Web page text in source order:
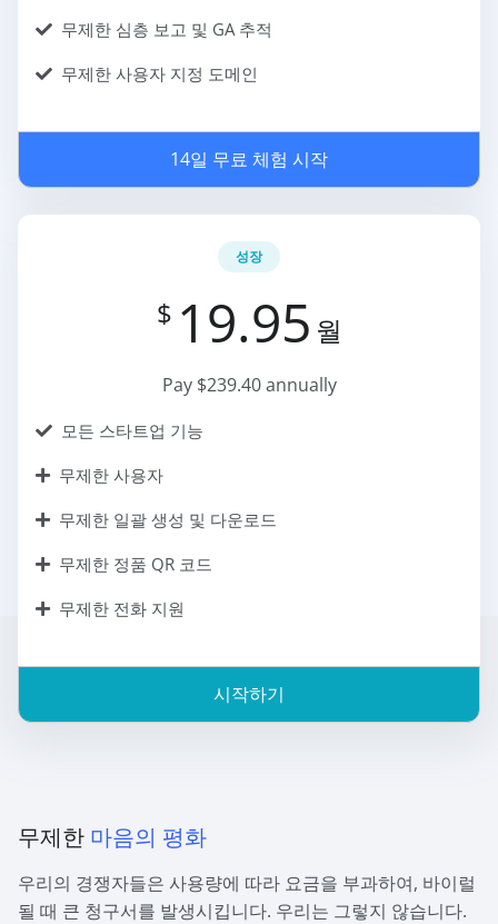
무제한 심층 보고 및 GA 추적
무제한 사용자 지정 도메인
14일 무료 체험 시작
성장
$ 19.95 월
Pay $239.40 annually
모든 스타트업 기능
무제한 사용자
무제한 일괄 생성 및 다운로드
무제한 정품 QR 코드
무제한 전화 지원
시작하기
무제한 마음의 평화
우리의 경쟁자들은 사용량에 따라 요금을 부과하여, 바이럴
될 때 큰 청구서를 발생시킵니다. 우리는 그렇지 않습니다.